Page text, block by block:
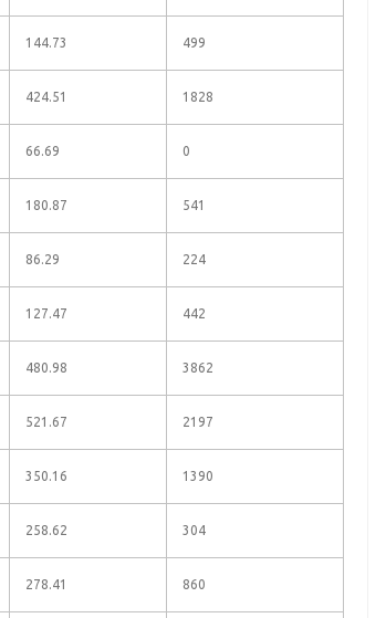
144.73 499
424.51 1828
66.69 0
180.87 541
86.29 224
127.47 442
480.98 3862
521.67 2197
350.16 1390
258.62 304
278.41 860